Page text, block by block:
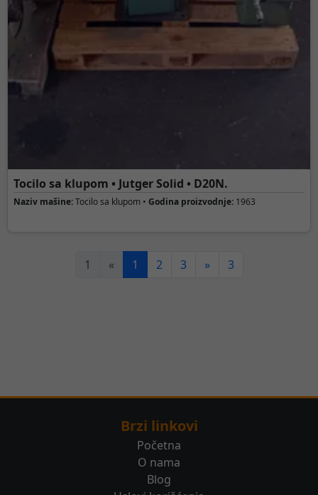
Tocilo sa klupom • Jutger Solid • D20N.
Naziv mašine: Tocilo sa klupom • Godina proizvodnje: 1963
1 « 1 2 3 » 3
Brzi linkovi
Početna
O nama
Blog